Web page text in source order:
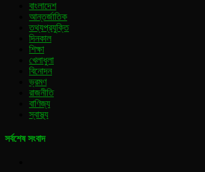
বাংলাদেশ
আন্তর্জাতিক
তথ্যপ্রযুক্তি
দিনকাল
শিক্ষা
খেলাধুলা
বিনোদন
ভ্রমণ
রাজনীতি
বাণিজ্য
স্বাস্থ্য
সর্বশেষ সংবাদ